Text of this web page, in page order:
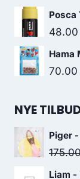
Posca
48.00
Hama
70.00
NYE
Piger
Liam -